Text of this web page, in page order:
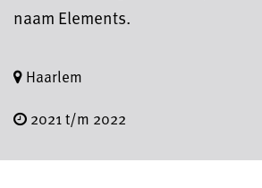
naam Elements.
Haarlem
2021 t/m 2022